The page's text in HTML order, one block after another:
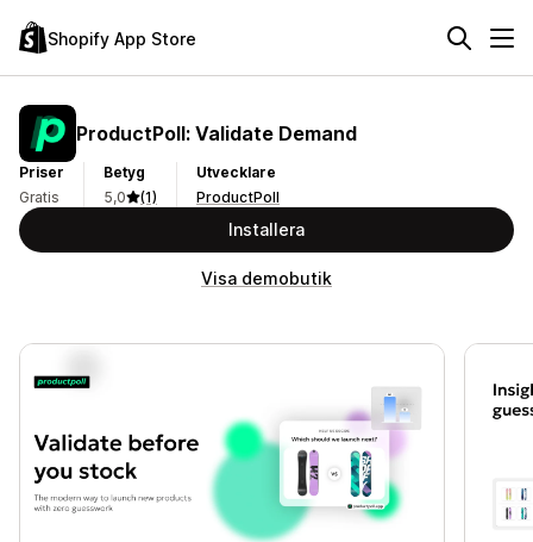
Shopify App Store
ProductPoll: Validate Demand
Priser
Gratis
Betyg
5,0
(1)
Utvecklare
ProductPoll
Installera
Visa demobutik